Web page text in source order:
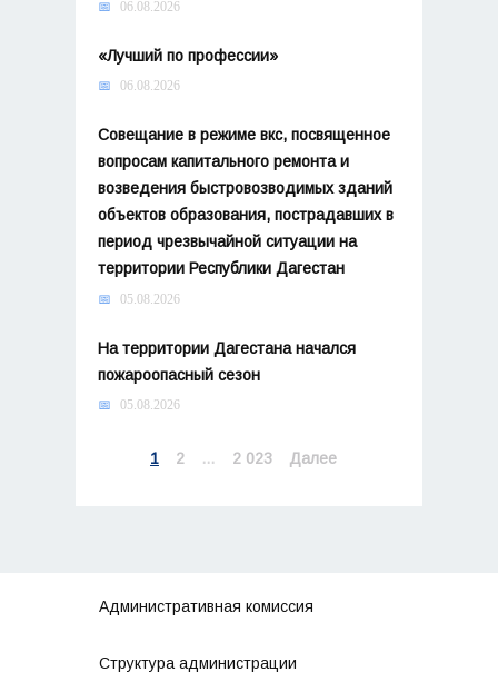
06.08.2026
«Лучший по профессии»
06.08.2026
Совещание в режиме вкс, посвященное
вопросам капитального ремонта и
возведения быстровозводимых зданий
объектов образования, пострадавших в
период чрезвычайной ситуации на
территории Республики Дагестан
05.08.2026
На территории Дагестана начался
пожароопасный сезон
05.08.2026
Навигация
1 2 … 2 023 Далее
Административная комиссия
Структура администрации